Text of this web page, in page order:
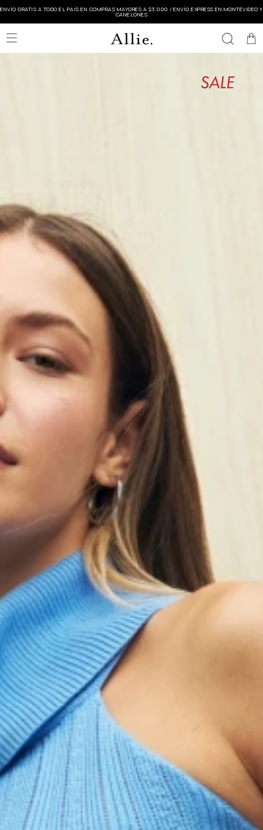
ENVÍO GRATIS A TODO EL PAÍS EN COMPRAS MAYORES A $3.000 / ENVÍO EXPRESS EN MONTEVIDEO Y
CANELONES
